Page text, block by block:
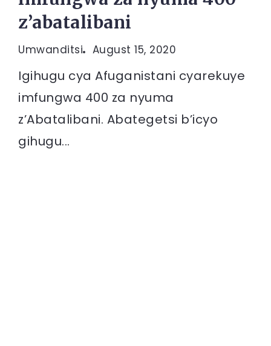
z’abatalibani
Umwanditsi August 15, 2020
Igihugu cya Afuganistani cyarekuye
imfungwa 400 za nyuma
z’Abatalibani. Abategetsi b’icyo
gihugu...